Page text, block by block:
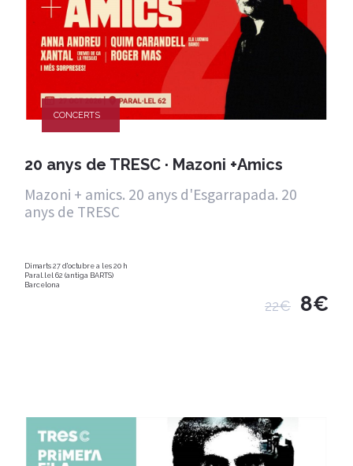
CONCERTS
20 anys de TRESC · Mazoni +Amics
Mazoni + amics. 20 anys d'Esgarrapada. 20
anys de TRESC
Dimarts 27 d'octubre a les 20 h
Paral.lel 62 (antiga BARTS)
Barcelona
22€ 8€